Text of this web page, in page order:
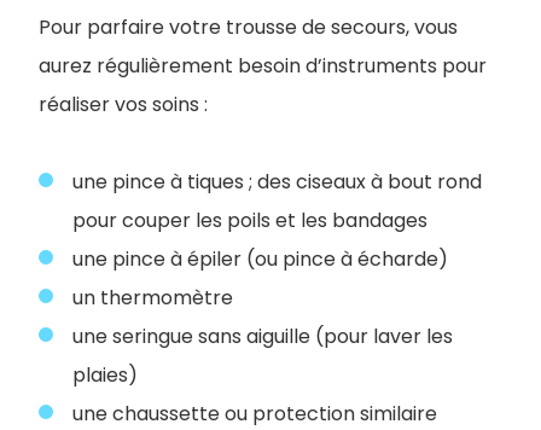
Pour parfaire votre trousse de secours, vous
aurez régulièrement besoin d’instruments pour
réaliser vos soins :
une pince à tiques ; des ciseaux à bout rond
pour couper les poils et les bandages
une pince à épiler (ou pince à écharde)
un thermomètre
une seringue sans aiguille (pour laver les
plaies)
une chaussette ou protection similaire